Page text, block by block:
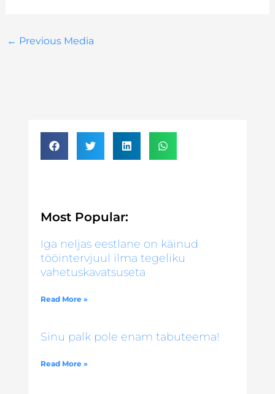
← Previous Media
Most Popular:
Iga neljas eestlane on käinud
tööintervjuul ilma tegeliku
vahetuskavatsuseta
Read More »
Sinu palk pole enam tabuteema!
Read More »